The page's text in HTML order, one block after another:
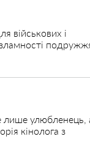
військових і
лише улюбленець,
кінолога з